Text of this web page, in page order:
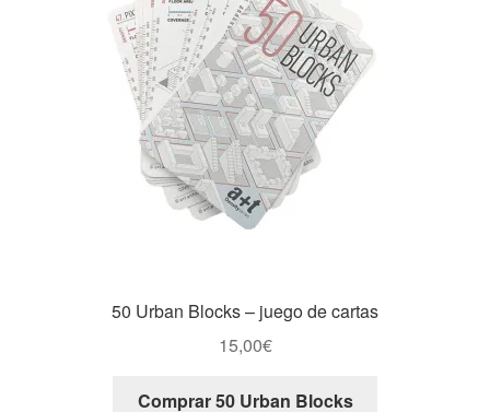
50 Urban Blocks – juego de cartas
15,00€
Comprar 50 Urban Blocks